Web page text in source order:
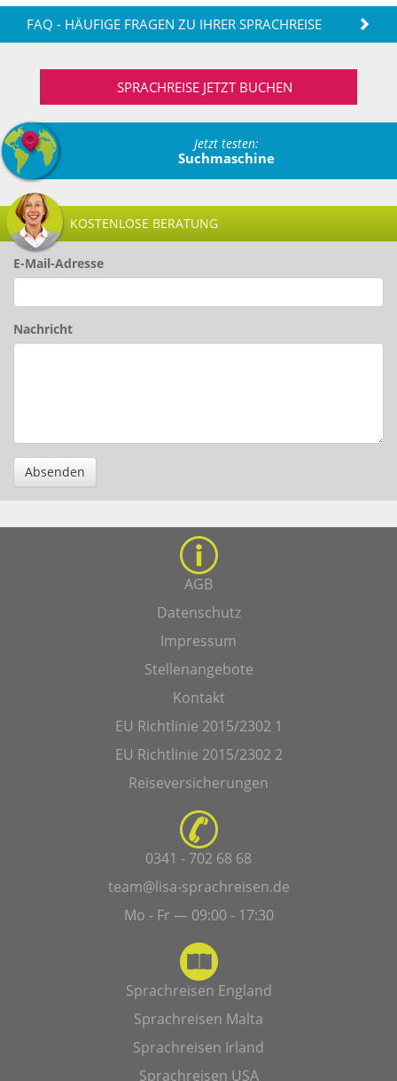
FAQ - HÄUFIGE FRAGEN ZU IHRER SPRACHREISE
SPRACHREISE JETZT BUCHEN
Jetzt testen:
Suchmaschine
KOSTENLOSE BERATUNG
E-Mail-Adresse
Nachricht
Absenden
AGB
Datenschutz
Impressum
Stellenangebote
Kontakt
EU Richtlinie 2015/2302 1
EU Richtlinie 2015/2302 2
Reiseversicherungen
0341 - 702 68 68
team@lisa-sprachreisen.de
Mo - Fr — 09:00 - 17:30
Sprachreisen England
Sprachreisen Malta
Sprachreisen Irland
Sprachreisen USA